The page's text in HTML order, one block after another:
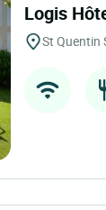
Logis
St Quentin